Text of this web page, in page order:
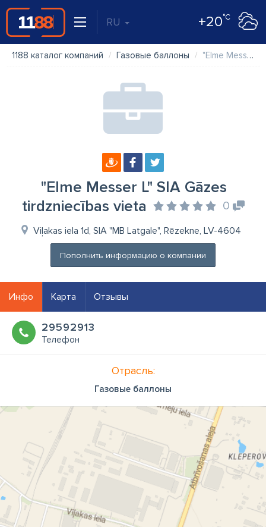
RU +20°C
1188 каталог компаний Газовые баллоны "Elme Messer L" SIA Gāzes tirdzniecības vieta
"Elme Messer L" SIA Gāzes
tirdzniecības vieta
0
Viļakas iela 1d, SIA "MB Latgale", Rēzekne, LV-4604
Пополнить информацию о компании
Инфо Карта Отзывы
29592913
Телефон
Отрасль:
Газовые баллоны